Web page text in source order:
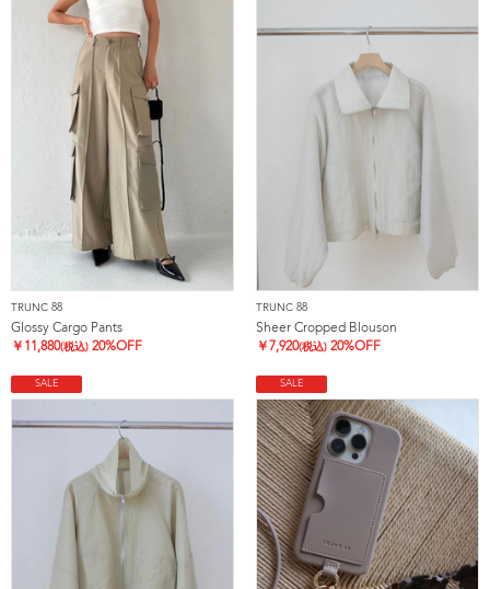
TRUNC 88
Glossy Cargo Pants
￥ 11,880(税込) 20%OFF
TRUNC 88
Sheer Cropped Blouson
￥ 7,920(税込) 20%OFF
SALE SALE